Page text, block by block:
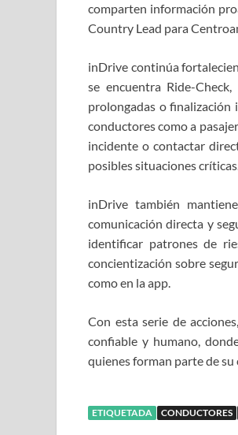
comparten información
Country Lead para
inDrive continúa
se encuentra Ride-
prolongadas o finalización
conductores como a
incidente o contactar
posibles situaciones
inDrive también
comunicación directa y
identificar patrones de
concientización sobre
como en la app.
Con esta serie de
confiable y humano,
quienes forman parte de su
ETIQUETADA CONDUCTORES